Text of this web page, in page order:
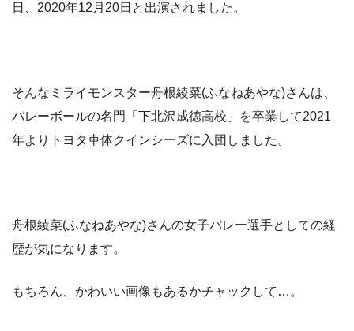
日、2020年12月20日と出演されました。
そんなミライモンスター舟根綾菜(ふなねあやな)さんは、
バレーボールの名門「下北沢成徳高校」を卒業して2021
年よりトヨタ車体クインシーズに入団しました。
舟根綾菜(ふなねあやな)さんの女子バレー選手としての経
歴が気になります。
もちろん、かわいい画像もあるかチャックして…。